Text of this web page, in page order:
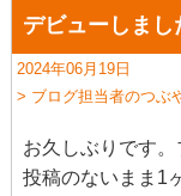
デビューしまし
2024年06月19日
> ブログ担当者のつぶ
お久しぶりです。
投稿のないまま1